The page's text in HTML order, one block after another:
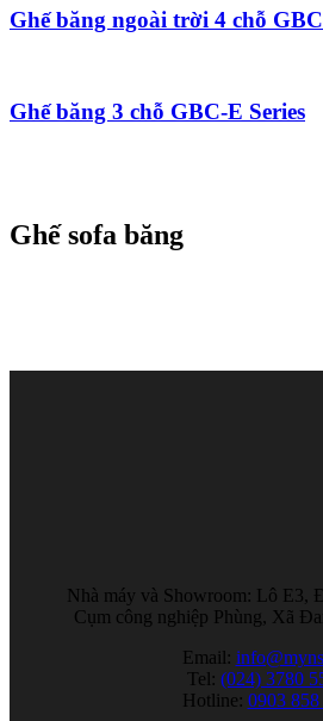
Ghế băng ngoài trời 4 chỗ
Ghế băng 3 chỗ GBC-E Series
Ghế sofa băng
Nhà máy và Showroom: Lô E3,
Cụm công nghiệp Phùng, Xã
Email:
Tel: (024) 3780
Hotline: 0903 858